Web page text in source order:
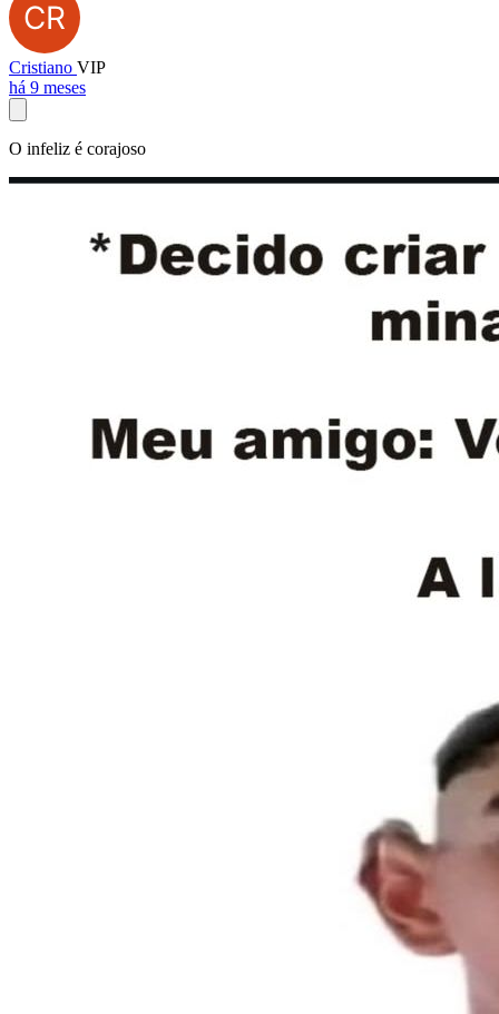
Cristiano VIP
há 9 meses
O infeliz é corajoso